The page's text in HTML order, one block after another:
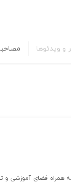
و ویدئوها
فضای آموزشی و